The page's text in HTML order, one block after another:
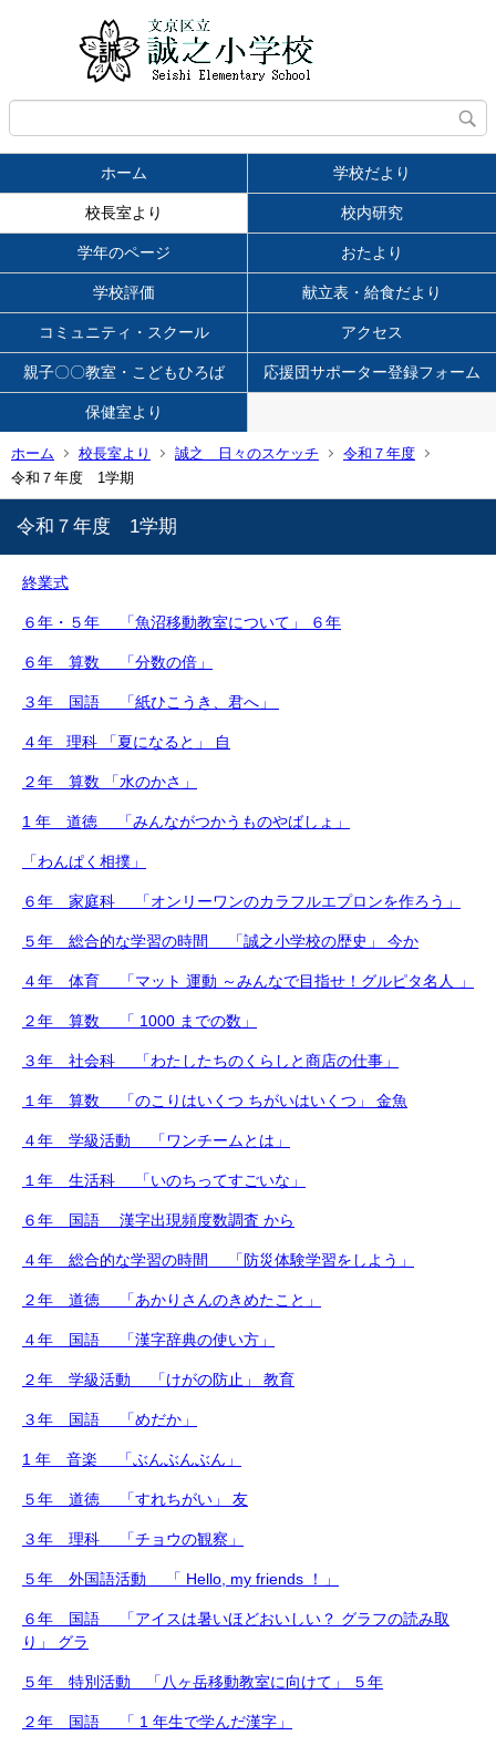
ホーム 学校だより
校長室より 校内研究
学年のページ おたより
学校評価 献立表・給食だより
コミュニティ・スクール アクセス
親子〇〇教室・こどもひろば 応援団サポーター登録フォーム
保健室より
ホーム 校長室より 誠之 日々のスケッチ
令和７年度
令和７年度 1学期
令和７年度 1学期
終業式
６年・５年 「魚沼移動教室について」 ６年
６年 算数 「分数の倍」
３年 国語 「紙ひこうき、君へ」
４年 理科 「夏になると」 自
２年 算数 「水のかさ」
1 年 道徳 「みんながつかうものやばしょ」
「わんぱく相撲」
６年 家庭科 「オンリーワンのカラフルエプロンを作ろう」
５年 総合的な学習の時間 「誠之小学校の歴史」 今か
４年 体育 「マット 運動 ～みんなで目指せ！グルピタ名人 」
２年 算数 「 1000 までの数」
３年 社会科 「わたしたちのくらしと商店の仕事」
１年 算数 「のこりはいくつ ちがいはいくつ」 金魚
４年 学級活動 「ワンチームとは」
１年 生活科 「いのちってすごいな」
６年 国語 漢字出現頻度数調査 から
４年 総合的な学習の時間 「防災体験学習をしよう」
２年 道徳 「あかりさんのきめたこと」
４年 国語 「漢字辞典の使い方」
２年 学級活動 「けがの防止」 教育
３年 国語 「めだか」
1 年 音楽 「ぶんぶんぶん」
５年 道徳 「すれちがい」 友
３年 理科 「チョウの観察」
５年 外国語活動 「 Hello, my friends ！」
６年 国語 「アイスは暑いほどおいしい？ グラフの読み取
り」 グラ
５年 特別活動 「八ヶ岳移動教室に向けて」 ５年
２年 国語 「 1 年生で学んだ漢字」